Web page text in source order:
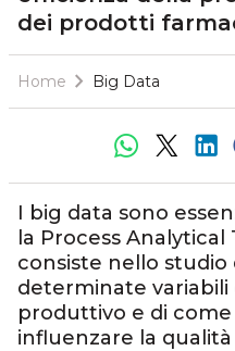
dei prodotti
Home Big Data
I big data sono
la Process
consiste nello studio
determinate variabili
produttivo e di
influenzare la